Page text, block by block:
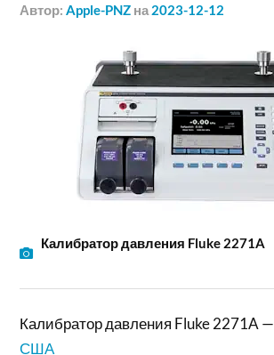
Автор:Apple-PNZ на 2023-12-12
Калибратор давления Fluke 2271A
Калибратор давления Fluke 2271A —
США